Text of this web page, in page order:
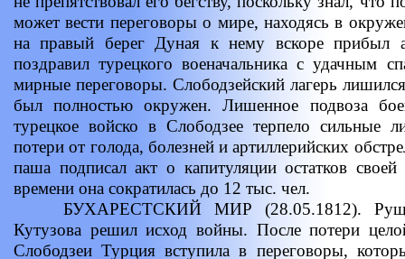
может вести переговоры о мире, находясь в
на правый берег Дуная к нему вскоре прибыл
поздравил турецкого военачальника с удачным
мирные переговоры. Слободзейский лагерь
был полностью окружен. Лишенное подвоза
турецкое войско в Слободзее терпело сильные
потери от голода, болезней и артиллерийских
паша подписал акт о капитуляции остатков
времени она сократилась до 12 тыс. чел.
БУХАРЕСТСКИЙ МИР (28.05.1812).
Кутузова решил исход войны. После потери
Слободзеи Турция вступила в переговоры,